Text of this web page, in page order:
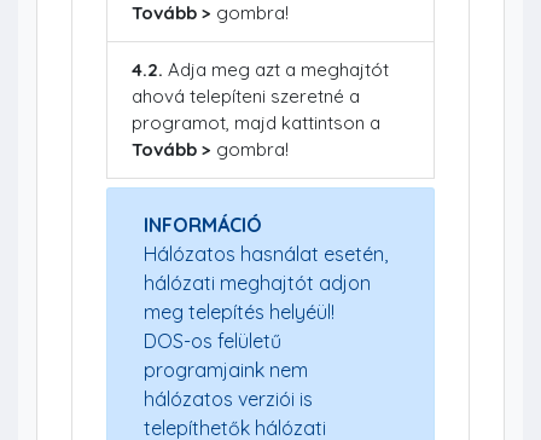
Tovább > gombra!
4.2. Adja meg azt a meghajtót
ahová telepíteni szeretné a
programot, majd kattintson a
Tovább > gombra!
INFORMÁCIÓ
Hálózatos hasnálat esetén,
hálózati meghajtót adjon
meg telepítés helyéül!
DOS-os felületű
programjaink nem
hálózatos verziói is
telepíthetők hálózati